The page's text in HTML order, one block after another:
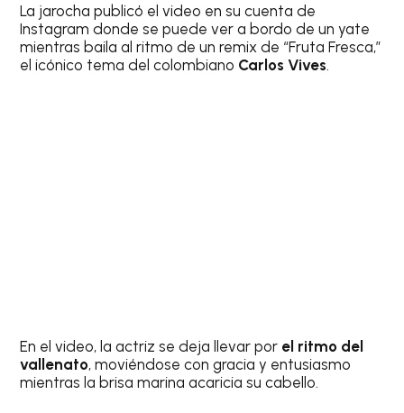
La jarocha publicó el video en su cuenta de
Instagram donde se puede ver a bordo de un yate
mientras baila al ritmo de un remix de “Fruta Fresca,”
el icónico tema del colombiano Carlos Vives.
En el video, la actriz se deja llevar por el ritmo del
vallenato, moviéndose con gracia y entusiasmo
mientras la brisa marina acaricia su cabello.